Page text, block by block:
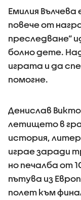
Емилия
повече от
преследване“
болно дете.
играта и да
помогне.
Денислав
летището в
история,
играе заради
но печалба от
пътува из
полет към